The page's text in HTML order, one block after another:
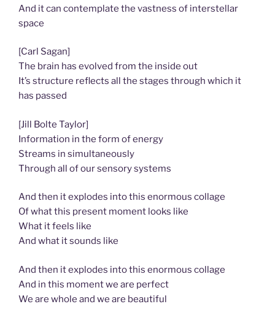
And it can contemplate the vastness of interstellar
space
[Carl Sagan]
The brain has evolved from the inside out
It’s structure reflects all the stages through which it
has passed
[Jill Bolte Taylor]
Information in the form of energy
Streams in simultaneously
Through all of our sensory systems
And then it explodes into this enormous collage
Of what this present moment looks like
What it feels like
And what it sounds like
And then it explodes into this enormous collage
And in this moment we are perfect
We are whole and we are beautiful